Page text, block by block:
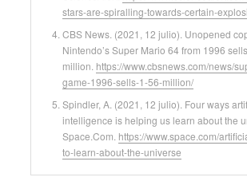
stars-are-spiralling-towards-certain-
CBS News. (2021, 12 julio). Unopened
Nintendo’s Super Mario 64 from 1996
million. https://www.cbsnews.com/news/
game-1996-sells-1-56-million/
Spindler, A. (2021, 12 julio). Four ways
intelligence is helping us learn about the
Space.Com. https://www.space.com/
to-learn-about-the-universe